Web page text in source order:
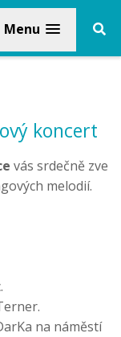
Menu
koncert
vás srdečně zve
melodií.
na náměstí